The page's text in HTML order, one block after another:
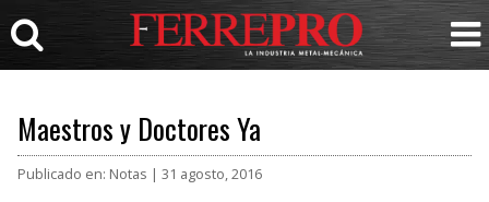
Maestros y Doctores Ya
Publicado en: Notas | 31 agosto, 2016